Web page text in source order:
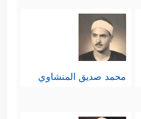
محمد صديق المنشاوي